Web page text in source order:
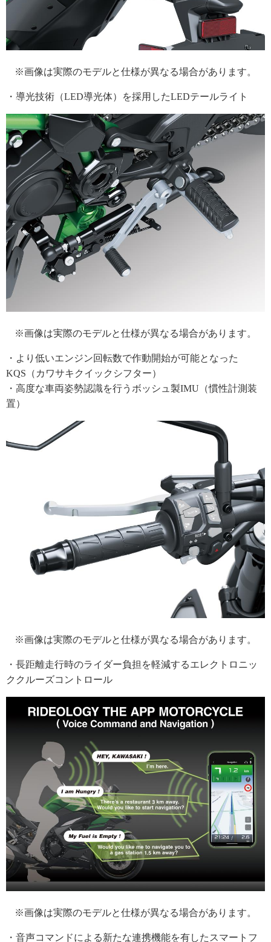
※画像は実際のモデルと仕様が異なる場合があります。
・導光技術（LED導光体）を採用したLEDテールライト
※画像は実際のモデルと仕様が異なる場合があります。
・より低いエンジン回転数で作動開始が可能となった
KQS（カワサキクイックシフター）
・高度な車両姿勢認識を行うボッシュ製IMU（慣性計測装
置）
※画像は実際のモデルと仕様が異なる場合があります。
・長距離走行時のライダー負担を軽減するエレクトロニッ
ククルーズコントロール
※画像は実際のモデルと仕様が異なる場合があります。
・音声コマンドによる新たな連携機能を有したスマートフ